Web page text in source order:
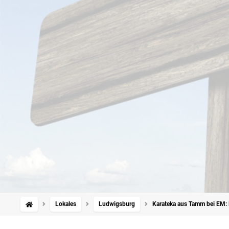
Lokales Ludwigsburg Karateka aus Tamm bei